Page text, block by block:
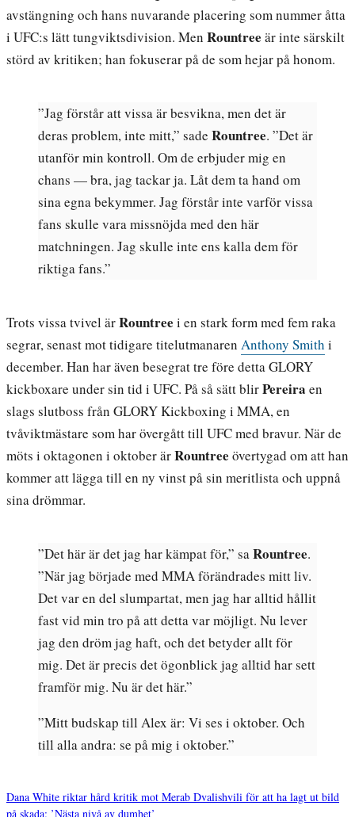
avstängning och hans nuvarande placering som nummer åtta
i UFC:s lätt tungviktsdivision. Men Rountree är inte särskilt
störd av kritiken; han fokuserar på de som hejar på honom.
”Jag förstår att vissa är besvikna, men det är
deras problem, inte mitt,” sade Rountree. ”Det är
utanför min kontroll. Om de erbjuder mig en
chans — bra, jag tackar ja. Låt dem ta hand om
sina egna bekymmer. Jag förstår inte varför vissa
fans skulle vara missnöjda med den här
matchningen. Jag skulle inte ens kalla dem för
riktiga fans.”
Trots vissa tvivel ärRountree i en stark form med fem raka
segrar, senast mot tidigare titelutmanaren Anthony Smith i
december. Han har även besegrat tre före detta GLORY
kickboxare under sin tid i UFC. På så sätt blirPereira en
slags slutboss från GLORY Kickboxing i MMA, en
tvåviktmästare som har övergått till UFC med bravur. När de
möts i oktagonen i oktober ärRountree övertygad om att han
kommer att lägga till en ny vinst på sin meritlista och uppnå
sina drömmar.
”Det här är det jag har kämpat för,” saRountree.
”När jag började med MMA förändrades mitt liv.
Det var en del slumpartat, men jag har alltid hållit
fast vid min tro på att detta var möjligt. Nu lever
jag den dröm jag haft, och det betyder allt för
mig. Det är precis det ögonblick jag alltid har sett
framför mig. Nu är det här.”
”Mitt budskap till Alex är: Vi ses i oktober. Och
till alla andra: se på mig i oktober.”
Dana White riktar hård kritik mot Merab Dvalishvili för att ha lagt ut bild
på skada: ’Nästa nivå av dumhet’